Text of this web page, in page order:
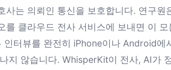
사는 의뢰인 통신을 보호합니다. 연구원
를 클라우드 전사 서비스에 보내면 이 모
인터뷰를 완전히 iPhone이나 Android에
지 않습니다. WhisperKit이 전사, AI가